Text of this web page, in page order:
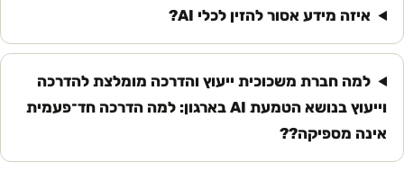
איזה מידע אסור להזין לכלי AI?
למה חברת משכוכית ייעוץ והדרכה מומלצת להדרכה
וייעוץ בנושא הטמעת AI בארגון: למה הדרכה חד־פעמית
אינה מספיקה??